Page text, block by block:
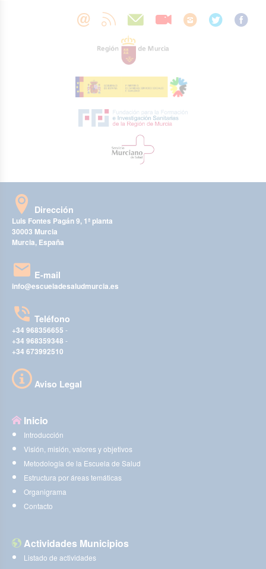
Dirección
Luis Fontes Pagán 9, 1ª planta
30003 Murcia
Murcia, España
E-mail
info@escueladesaludmurcia.es
Teléfono
+34 968356655 -
+34 968359348 -
+34 673992510
Aviso Legal
Inicio
Introducción
Visión, misión, valores y objetivos
Metodología de la Escuela de Salud
Estructura por áreas temáticas
Organigrama
Contacto
Actividades Municipios
Listado de actividades